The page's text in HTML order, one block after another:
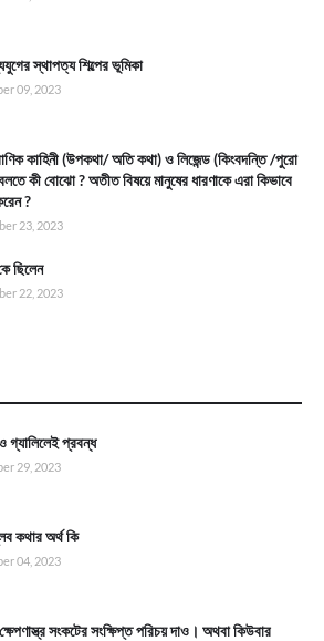
স্থাপত্য শিল্পের ভূমিকা
09, 2023
কাহিনী (উপকথা/ অতি কথা) ও লিজেন্ড (কিংবদন্তি /পুরো
কী বোঝো ? অতীত বিষয়ে মানুষের ধারণাকে এরা কিভাবে
?
23, 2023
ছিলেন
22, 2023
গ্যালিলেই প্রবন্ধ
29, 2023
কথার অর্থ কি
04, 2023
সংকটের সংক্ষিপ্ত পরিচয় দাও। অথবা কিউবার